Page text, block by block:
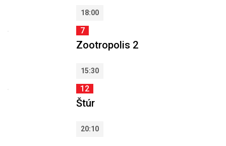
18:00
7
Zootropolis 2
15:30
12
Štúr
20:10